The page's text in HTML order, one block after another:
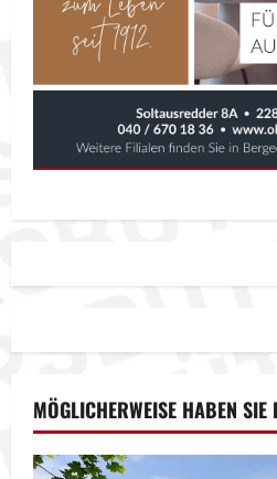
MÖGLICHERWEISE HABEN SIE